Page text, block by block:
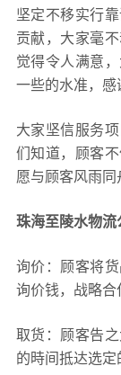
坚定不移实行
贡献，大家毫
觉得令人满意
一些的水准，感
大家坚信服务
们知道，顾客
愿与顾客风雨同
珠海至陵水物流
询价：顾客将
询价钱，战略合
取货：顾客告
的時间抵达选定